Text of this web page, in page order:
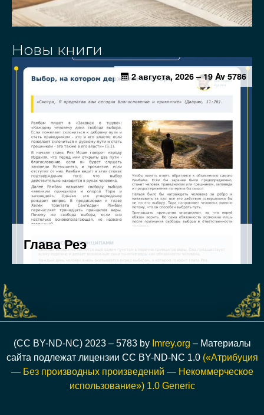
Новы книги
(CC BY-ND-NC) 2023 – 5783 by Imrey.org – Материалы
сайта подлежат лицензии CC BY-ND-NC 1.0(«Атрибуция
— Без производных произведений — Некоммерческое
использование») 1.0 Generic